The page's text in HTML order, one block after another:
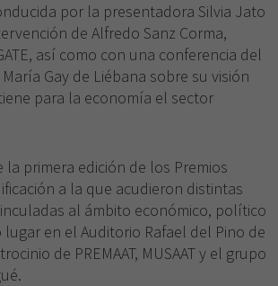
por la presentadora Silvia Jato
de Alfredo Sanz Corma,
así como con una conferencia del
Gay de Liébana sobre su visión
para la economía el sector
la primera edición de los Premios
a la que acudieron distintas
al ámbito económico, político
en el Auditorio Rafael del Pino de
de PREMAAT, MUSAAT y el grupo
Experiencia
Para que
funcione lo
mejor posible
durante tu
algunas
funcionalidades
desaparecerán
de la web.